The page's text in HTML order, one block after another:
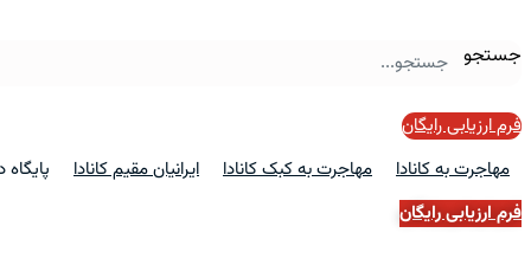
جستجو
فرم ارزیابی رایگان
مهاجرت به کانادا
مهاجرت به کبک کانادا ایرانیان مقیم کانادا
فرم ارزیابی رایگان